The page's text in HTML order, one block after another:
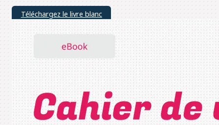
Téléchargez le livre blanc